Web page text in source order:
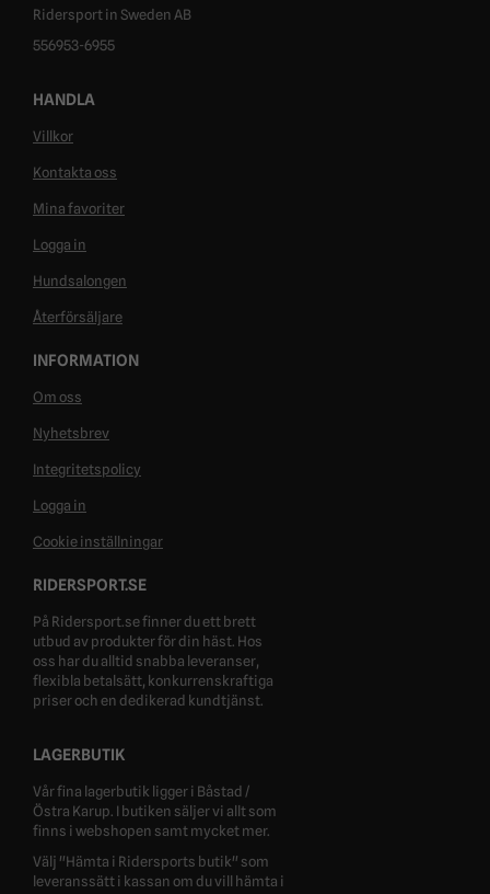
Ridersport in Sweden AB
556953-6955
HANDLA
Villkor
Kontakta oss
Mina favoriter
Logga in
Hundsalongen
Återförsäljare
INFORMATION
Om oss
Nyhetsbrev
Integritetspolicy
Logga in
Cookie inställningar
RIDERSPORT.SE
På Ridersport.se finner du ett brett
utbud av produkter för din häst. Hos
oss har du alltid snabba leveranser,
flexibla betalsätt, konkurrenskraftiga
priser och en dedikerad kundtjänst.
LAGERBUTIK
Vår fina lagerbutik ligger i Båstad /
Östra Karup. I butiken säljer vi allt som
finns i webshopen samt mycket mer.
Välj "Hämta i Ridersports butik" som
leveranssätt i kassan om du vill hämta i